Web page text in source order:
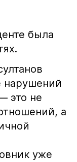
была
нарушений
это не
а
уже